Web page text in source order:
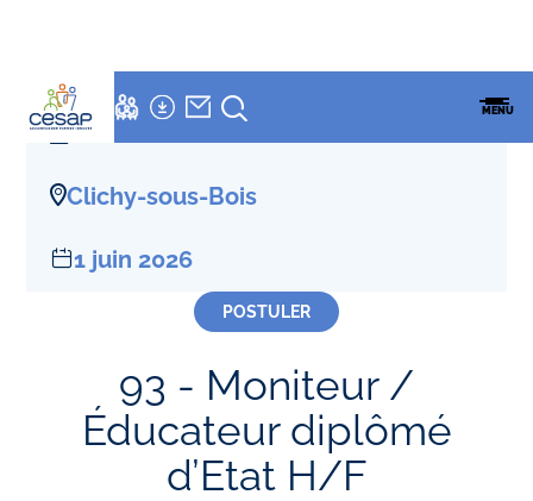
ESPACES
FAMILLESENSEMBLE
CESAPFORMATION
MENU
Accueil
CDI
Clichy-sous-Bois
1 juin 2026
POSTULER
93 - Moniteur /
Éducateur diplômé
d’Etat H/F